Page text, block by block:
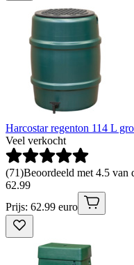
Harcostar regenton 114 L
Veel verkocht
(71)Beoordeeld met 4.5 van
62.99
Prijs: 62.99 euro